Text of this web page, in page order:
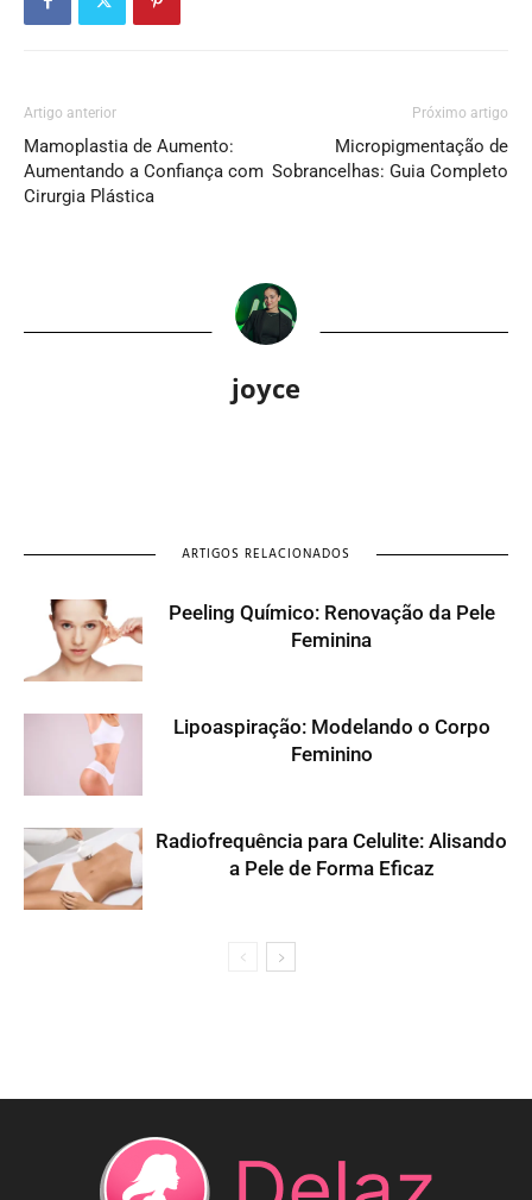
Artigo anterior
Mamoplastia de Aumento:
Aumentando a Confiança com
Cirurgia Plástica
Próximo artigo
Micropigmentação de
Sobrancelhas: Guia Completo
joyce
ARTIGOS RELACIONADOS
Peeling Químico: Renovação da Pele
Feminina
Lipoaspiração: Modelando o Corpo
Feminino
Radiofrequência para Celulite: Alisando
a Pele de Forma Eficaz